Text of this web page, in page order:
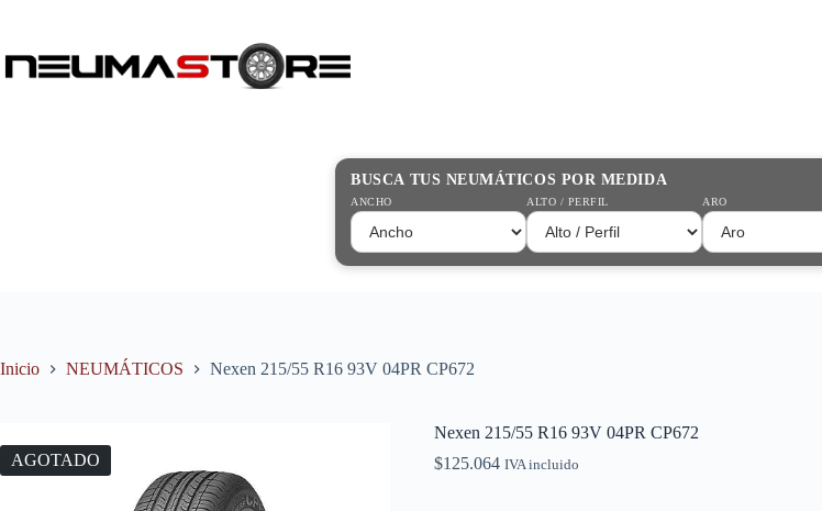
Búsqueda
de
BUSCA TUS NEUMÁTICOS POR MEDIDA
ANCHO ALTO / PERFIL ARO
Inicio NEUMÁTICOS Nexen 215/55 R16 93V 04PR CP672
AGOTADO
Nexen 215/55 R16 93V 04PR CP672
$125.064 IVA incluido